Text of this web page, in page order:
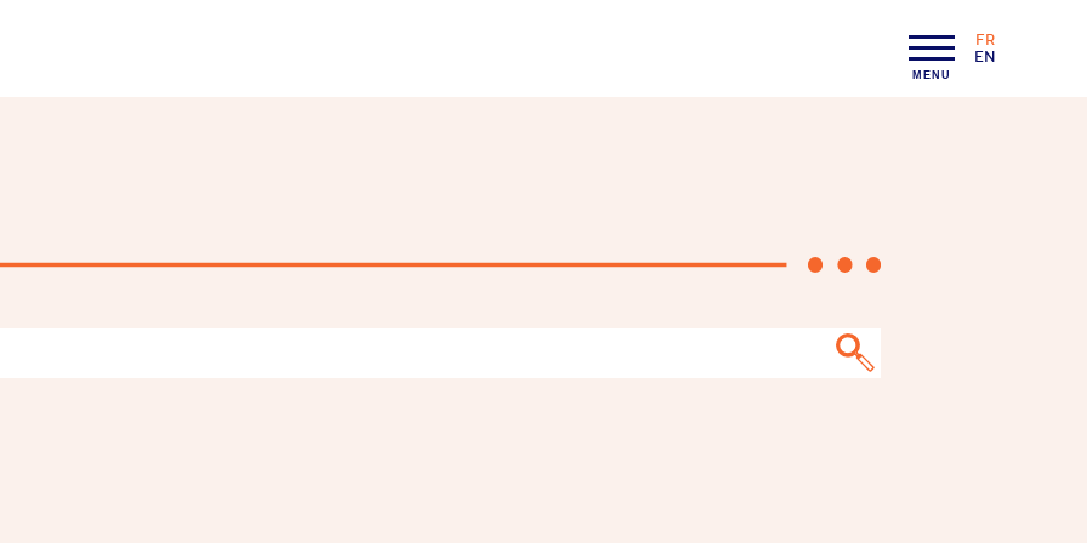
MENU
LANGAGE :
FR
EN